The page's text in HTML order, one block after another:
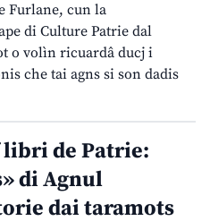
Furlane, cun la
di Culture Patrie dal
o volìn ricuardâ ducj i
che tai agns si son dadis
de Patrie:
di Agnul
dai taramots